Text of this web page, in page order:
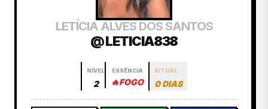
LETÍCIA ALVES DOS SANTOS
@ LETICIA838
NÍVEL
2
ESSÊNCIA
🔥FOGO
RITUAL
0 DIAS